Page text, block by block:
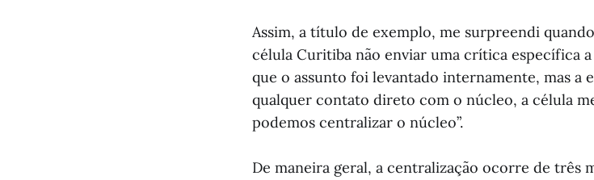
Assim, a título de exemplo, me surpreendi
célula Curitiba não enviar uma crítica específica
que o assunto foi levantado internamente, mas a
qualquer contato direto com o núcleo, a célula
podemos centralizar o núcleo”.
De maneira geral, a centralização ocorre de três